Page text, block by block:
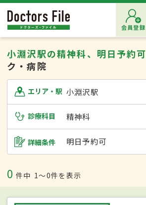
会員登録
小淵沢駅の精神科、明日予約可
ク・病院
エリア・駅 小淵沢駅
診療科目 精神科
詳細条件 明日予約可
0 件中 1〜0件を表示